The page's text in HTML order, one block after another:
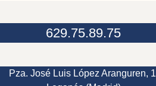
629.75.89.75
Pza. José Luis López Aranguren, 1